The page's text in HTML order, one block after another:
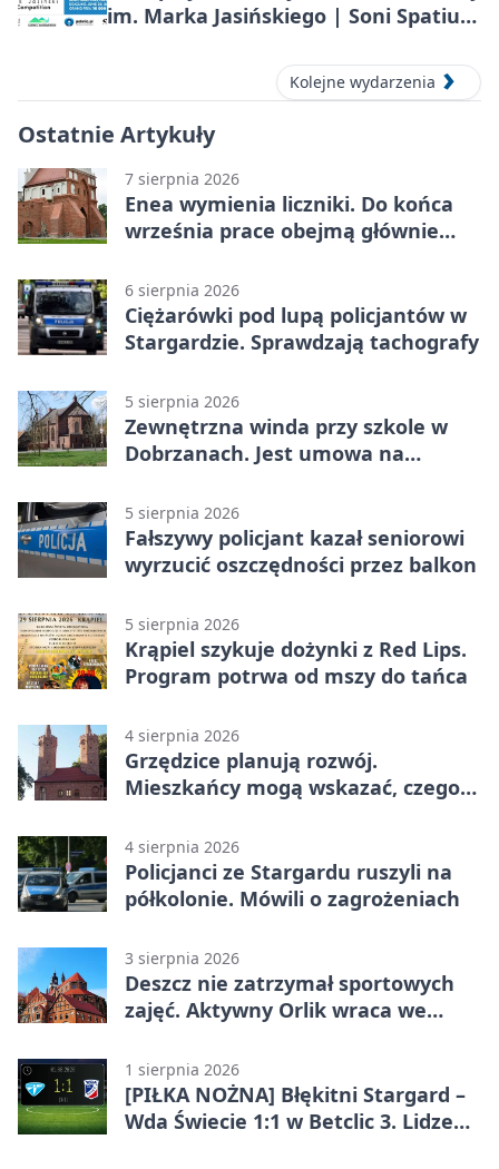
im. Marka Jasińskiego | Soni Spatium
Kolejne wydarzenia
Ostatnie Artykuły
7 sierpnia 2026
Enea wymienia liczniki. Do końca
września prace obejmą głównie
6 sierpnia 2026
Ciężarówki pod lupą policjantów w
Stargardzie. Sprawdzają tachografy
5 sierpnia 2026
Zewnętrzna winda przy szkole w
Dobrzanach. Jest umowa na
5 sierpnia 2026
Fałszywy policjant kazał seniorowi
wyrzucić oszczędności przez balkon
5 sierpnia 2026
Krąpiel szykuje dożynki z Red Lips.
Program potrwa od mszy do tańca
4 sierpnia 2026
Grzędzice planują rozwój.
Mieszkańcy mogą wskazać, czego
4 sierpnia 2026
Policjanci ze Stargardu ruszyli na
półkolonie. Mówili o zagrożeniach
3 sierpnia 2026
Deszcz nie zatrzymał sportowych
zajęć. Aktywny Orlik wraca we
1 sierpnia 2026
[PIŁKA NOŻNA] Błękitni Stargard –
Wda Świecie 1:1 w Betclic 3. Lidze